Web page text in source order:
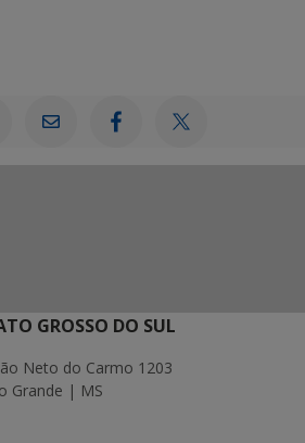
GROSSO DO SUL
Neto do Carmo 1203
Grande | MS